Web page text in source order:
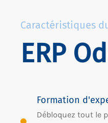
Caractéristiques
ERP
Formation
Débloquez tout le